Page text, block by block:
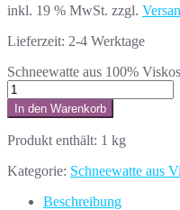
inkl. 19 % MwSt. zzgl.
Lieferzeit: 2-4 Werktage
Schneewatte aus 100%
In den Warenkorb
Produkt enthält: 1 kg
Kategorie: Schneewatte aus
Beschreibung